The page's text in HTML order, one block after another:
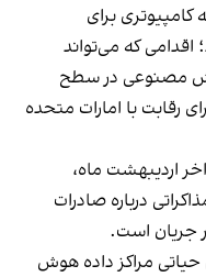
برای
که می‌تواند
مصنوعی در سطح
رقابت با امارات متحده
اردیبهشت ماه،
درباره صادرات
جریان است.
حیاتی مراکز داده‌ هوش